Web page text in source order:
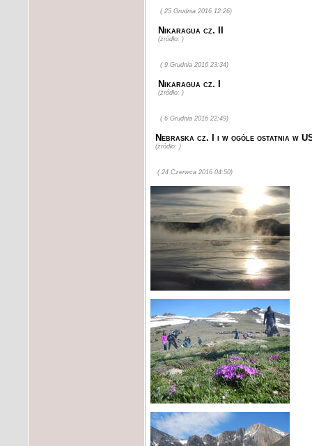
( 25 Grudnia 2016 12:26)
Nikaragua cz. II
(żródło: )
( 9 Grudnia 2016 23:34)
Nikaragua cz. I
(żródło: )
( 6 Grudnia 2016 22:49)
Nebraska cz. I i w ogóle ostatnia w
(żródło: )
( 24 Czerwca 2016 04:50)